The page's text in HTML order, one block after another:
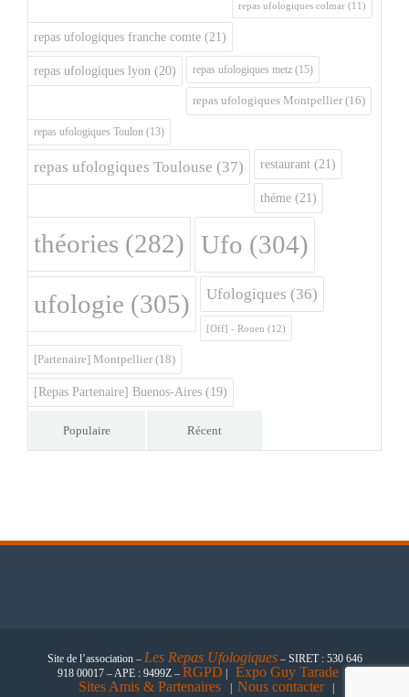
repas ufologiques colmar (11)
repas ufologiques franche comte (21)
repas ufologiques lyon (20) repas ufologiques metz (15)
repas ufologiques Montpellier (16)
repas ufologiques Toulon (13)
repas ufologiques Toulouse (37) restaurant (21)
théme (21)
théories (282) Ufo (304)
ufologie (305) Ufologiques (36)
[Off] - Rouen (12)
[Partenaire] Montpellier (18)
[Repas Partenaire] Buenos-Aires (19)
Populaire Récent
Site de l’association – Les Repas Ufologiques– SIRET : 530 646
918 00017 – APE : 9499Z – RGPD Expo Guy Tarade
Sites Amis & Partenaires Nous contacter|